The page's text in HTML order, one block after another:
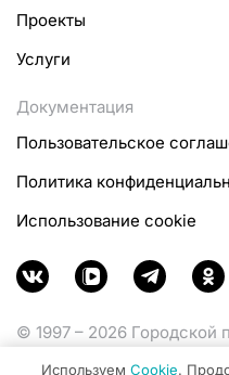
Проекты
Услуги
Документация
Пользовательское
Политика
Использование cookie
© 1997 – 2026 Городской
Используем Cookie.